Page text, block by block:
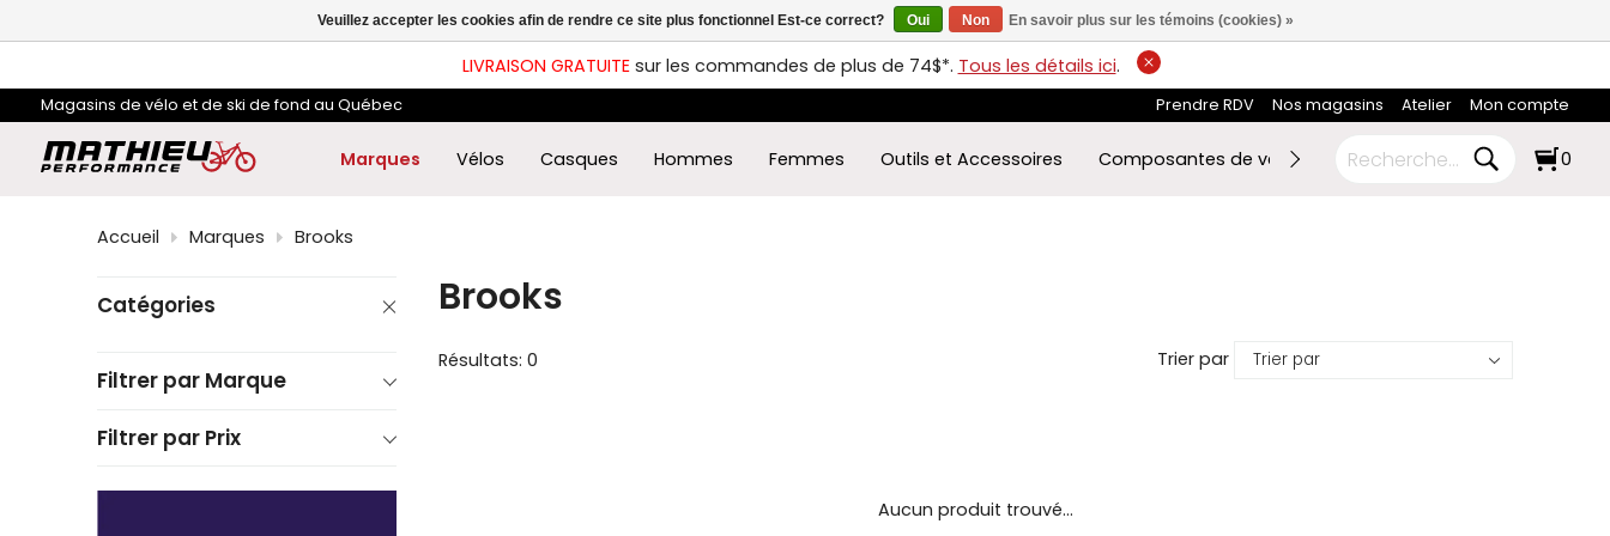
flèches
et
bas
pour
accéder
résultat
de
LIVRAISON GRATUITEsur les commandes de plus de 74$*. Tous les détails ici.
Magasins de vélo et de ski de fond au Québec Prendre RDV Nos magasins Atelier Mon compte
Marques Vélos Casques Hommes Femmes Outils et Accessoires Composantes de vélo Ski de fond RABAIS FIN DE
0
Accueil Marques Brooks
Catégories
Filtrer par Marque
Filtrer par Prix
Brooks
Résultats: 0 Trier par
Aucun produit trouvé...
Veuillez accepter les cookies afin de rendre ce site plus fonctionnel Est-ce correct? Oui Non En savoir plus sur les témoins (cookies) »